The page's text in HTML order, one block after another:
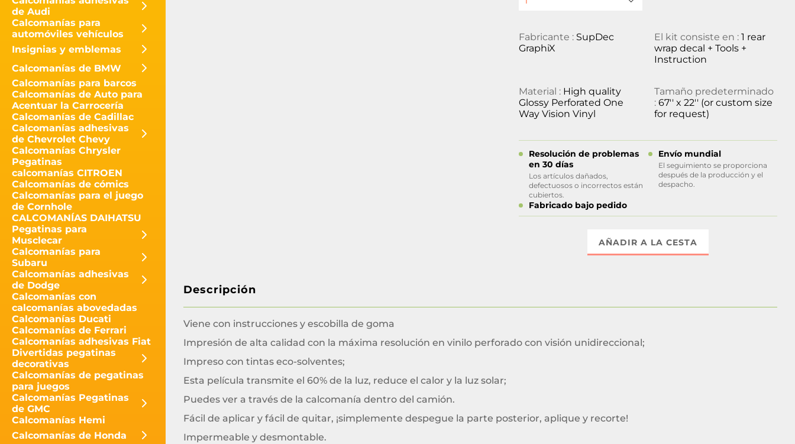
de Audi
Calcomanías para
automóviles vehículos
Insignias y emblemas
Calcomanías de BMW
Calcomanías para barcos
Calcomanías de Auto para
Acentuar la Carrocería
Calcomanías de Cadillac
Calcomanías adhesivas
de Chevrolet Chevy
Calcomanías Chrysler
Pegatinas
calcomanías CITROEN
Calcomanías de cómics
Calcomanías para el juego
de Cornhole
CALCOMANÍAS DAIHATSU
Pegatinas para
Musclecar
Calcomanías para
Subaru
Calcomanías adhesivas
de Dodge
Calcomanías con
calcomanías abovedadas
Calcomanías Ducati
Calcomanías de Ferrari
Calcomanías adhesivas Fiat
Divertidas pegatinas
decorativas
Calcomanías de pegatinas
para juegos
Calcomanías Pegatinas
de GMC
Calcomanías Hemi
Calcomanías de Honda
Fabricante : SupDec
GraphiX
El kit consiste en : 1 rear
wrap decal + Tools +
Instruction
Material : High quality
Glossy Perforated One
Way Vision Vinyl
Tamaño predeterminado
: 67'' x 22'' (or custom size
for request)
Resolución de problemas
en 30 días
Los artículos dañados,
defectuosos o incorrectos están
cubiertos.
Envío mundial
El seguimiento se proporciona
después de la producción y el
despacho.
Fabricado bajo pedido
AÑADIR A LA CESTA
Descripción
Viene con instrucciones y escobilla de goma
Impresión de alta calidad con la máxima resolución en vinilo perforado con visión unidireccional;
Impreso con tintas eco-solventes;
Esta película transmite el 60% de la luz, reduce el calor y la luz solar;
Puedes ver a través de la calcomanía dentro del camión.
Fácil de aplicar y fácil de quitar, ¡simplemente despegue la parte posterior, aplique y recorte!
Impermeable y desmontable.